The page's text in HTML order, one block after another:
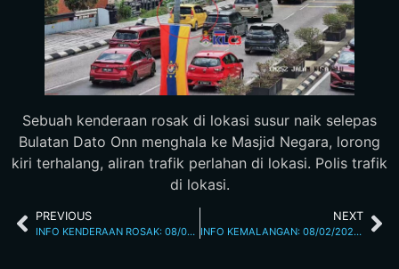
Sebuah kenderaan rosak di lokasi susur naik selepas
Bulatan Dato Onn menghala ke Masjid Negara, lorong
kiri terhalang, aliran trafik perlahan di lokasi. Polis trafik
di lokasi.
PREVIOUS
INFO KENDERAAN ROSAK: 08/02/2026 01.50PM JALAN KINABALU
NEXT
INFO KEMALANGAN: 08/02/2026 02.20PM L/RAYA KL SEREMBAN